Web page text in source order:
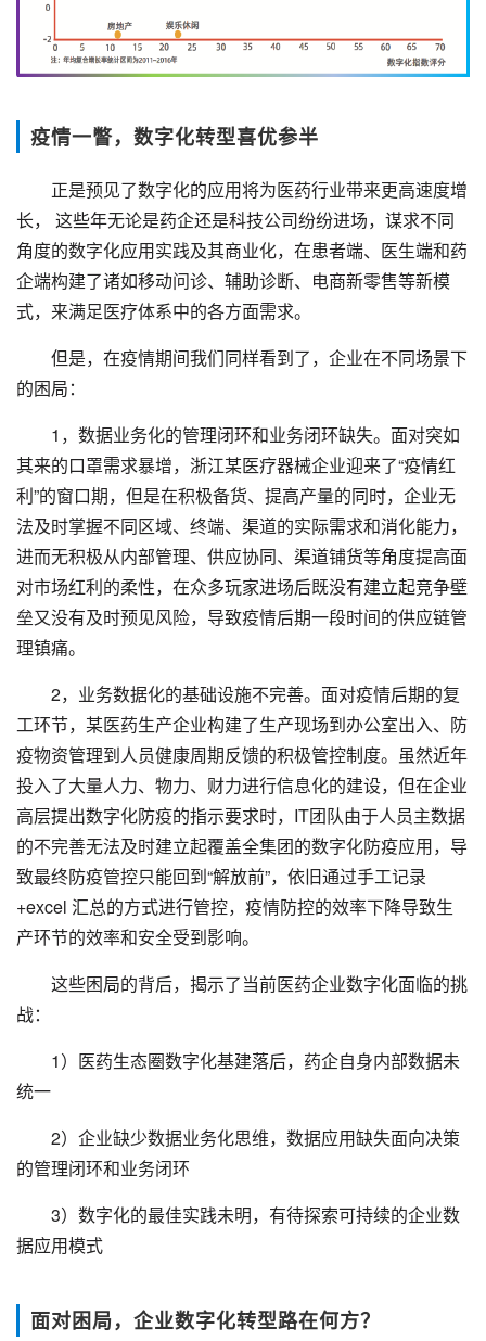
疫情一瞥，数字化转型喜优参半
正是预见了数字化的应用将为医药行业带来更高速度增
长， 这些年无论是药企还是科技公司纷纷进场，谋求不同
角度的数字化应用实践及其商业化，在患者端、医生端和药
企端构建了诸如移动问诊、辅助诊断、电商新零售等新模
式，来满足医疗体系中的各方面需求。
但是，在疫情期间我们同样看到了，企业在不同场景下
的困局：
1，数据业务化的管理闭环和业务闭环缺失。面对突如
其来的口罩需求暴增，浙江某医疗器械企业迎来了“疫情红
利”的窗口期，但是在积极备货、提高产量的同时，企业无
法及时掌握不同区域、终端、渠道的实际需求和消化能力，
进而无积极从内部管理、供应协同、渠道铺货等角度提高面
对市场红利的柔性，在众多玩家进场后既没有建立起竞争壁
垒又没有及时预见风险，导致疫情后期一段时间的供应链管
理镇痛。
2，业务数据化的基础设施不完善。面对疫情后期的复
工环节，某医药生产企业构建了生产现场到办公室出入、防
疫物资管理到人员健康周期反馈的积极管控制度。虽然近年
投入了大量人力、物力、财力进行信息化的建设，但在企业
高层提出数字化防疫的指示要求时，IT团队由于人员主数据
的不完善无法及时建立起覆盖全集团的数字化防疫应用，导
致最终防疫管控只能回到“解放前”，依旧通过手工记录
+excel 汇总的方式进行管控，疫情防控的效率下降导致生
产环节的效率和安全受到影响。
这些困局的背后，揭示了当前医药企业数字化面临的挑
战：
1）医药生态圈数字化基建落后，药企自身内部数据未
统一
2）企业缺少数据业务化思维，数据应用缺失面向决策
的管理闭环和业务闭环
3）数字化的最佳实践未明，有待探索可持续的企业数
据应用模式
面对困局，企业数字化转型路在何方？